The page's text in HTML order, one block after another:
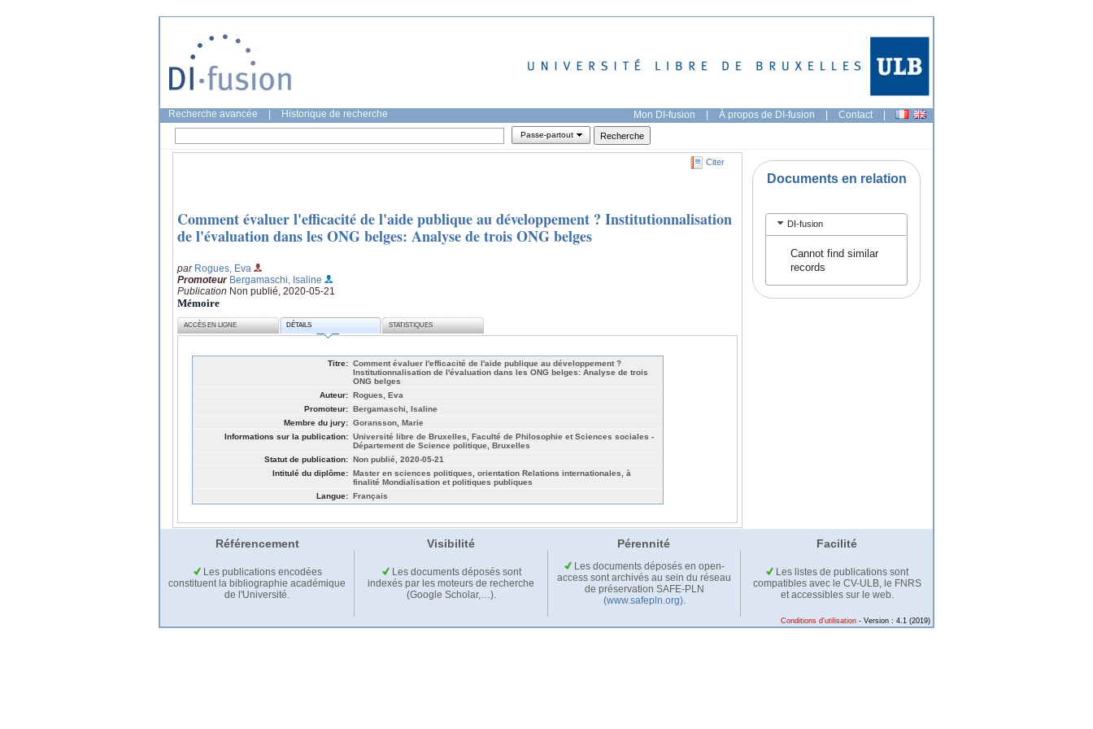
Recherche avancée Historique de recherche Mon DI-fusion | À propos de DI-fusion | Contact |
Passe-partout
Citer
Comment évaluer l'efficacité de l'aide publique au développement ? Institutionnalisation
de l'évaluation dans les ONG belges: Analyse de trois ONG belges
par Rogues, Eva
Promoteur Bergamaschi, Isaline
Publication Non publié, 2020-05-21
Mémoire
ACCÈS EN LIGNE DÉTAILS STATISTIQUES
Titre: Comment évaluer l'efficacité de l'aide publique au développement ?
Institutionnalisation de l'évaluation dans les ONG belges: Analyse de trois
ONG belges
Auteur: Rogues, Eva
Promoteur: Bergamaschi, Isaline
Membre du jury: Goransson, Marie
Informations sur la publication: Université libre de Bruxelles, Faculté de Philosophie et Sciences sociales -
Département de Science politique, Bruxelles
Statut de publication: Non publié, 2020-05-21
Intitulé du diplôme: Master en sciences politiques, orientation Relations internationales, à
finalité Mondialisation et politiques publiques
Langue: Français
Documents en relation
DI-fusion
Cannot find similar
records
Référencement Visibilité Pérennité Facilité
Les publications encodées
constituent la bibliographie académique
de l'Université.
Les documents déposés sont
indexés par les moteurs de recherche
(Google Scholar,…).
Les documents déposés en open-
access sont archivés au sein du réseau
de préservation SAFE-PLN
(www.safepln.org).
Les listes de publications sont
compatibles avec le CV-ULB, le FNRS
et accessibles sur le web.
Conditions d'utilisation - Version : 4.1 (2019)